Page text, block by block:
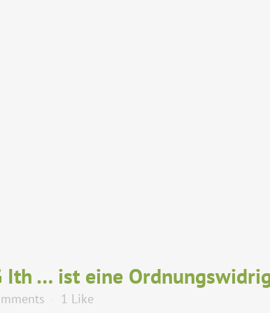
Ith … ist eine
1 Like